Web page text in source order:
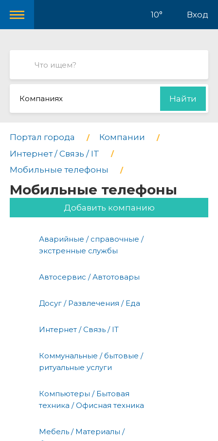
10° Вход
Компаниях Найти
Портал города
Компании
Интернет / Связь / IT
Мобильные телефоны
Мобильные телефоны
Добавить компанию
Аварийные / справочные /
экстренные службы
Автосервис / Автотовары
Досуг / Развлечения / Еда
Интернет / Связь / IT
Коммунальные / бытовые /
ритуальные услуги
Компьютеры / Бытовая
техника / Офисная техника
Мебель / Материалы /